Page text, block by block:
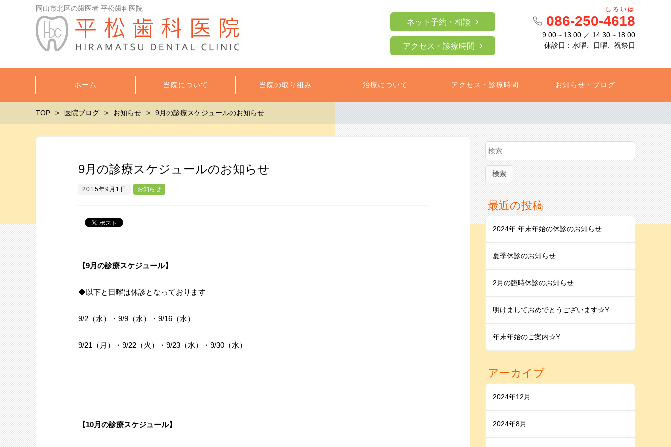
岡山市北区の歯医者 平松歯科医院
ネット予約・相談
アクセス・診療時間
086-250-4618
しろいは
9:00～13:00 ／ 14:30～18:00
休診日：水曜、日曜、祝祭日
ホーム 当院について 当院の取り組み 治療について アクセス・診療時間 お知らせ・ブログ
TOP 医院ブログ お知らせ 9月の診療スケジュールのお知らせ
9月の診療スケジュールのお知らせ
2015年9月1日 お知らせ
【9月の診療スケジュール】
◆以下と日曜は休診となっております
9/2（水）・9/9（水）・9/16（水）
9/21（月）・9/22（火）・9/23（水）・9/30（水）
【10月の診療スケジュール】
検
索
:
最近の投稿
2024年 年末年始の休診のお知らせ
夏季休診のお知らせ
2月の臨時休診のお知らせ
明けましておめでとうございます☆Y
年末年始のご案内☆Y
アーカイブ
2024年12月
2024年8月